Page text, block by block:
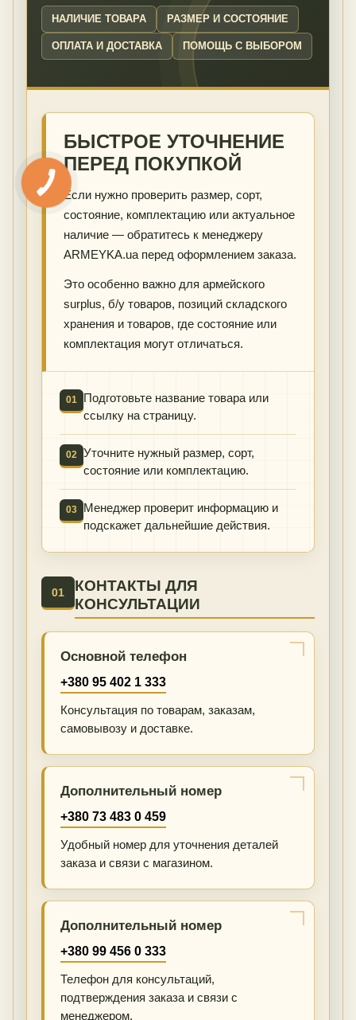
НАЛИЧИЕ ТОВАРА РАЗМЕР И СОСТОЯНИЕ
ОПЛАТА И ДОСТАВКА ПОМОЩЬ С ВЫБОРОМ
БЫСТРОЕ УТОЧНЕНИЕ
ПЕРЕД ПОКУПКОЙ
Если нужно проверить размер, сорт,
состояние, комплектацию или актуальное
наличие — обратитесь к менеджеру
ARMEYKA.ua перед оформлением заказа.
Это особенно важно для армейского
surplus, б/у товаров, позиций складского
хранения и товаров, где состояние или
комплектация могут отличаться.
01
Подготовьте название товара или
ссылку на страницу.
02 Уточните нужный размер, сорт,
состояние или комплектацию.
03
Менеджер проверит информацию и
подскажет дальнейшие действия.
01
КОНТАКТЫ ДЛЯ
КОНСУЛЬТАЦИИ
Основной телефон
+380 95 402 1 333
Консультация по товарам, заказам,
самовывозу и доставке.
Дополнительный номер
+380 73 483 0 459
Удобный номер для уточнения деталей
заказа и связи с магазином.
Дополнительный номер
+380 99 456 0 333
Телефон для консультаций,
подтверждения заказа и связи с
менеджером.